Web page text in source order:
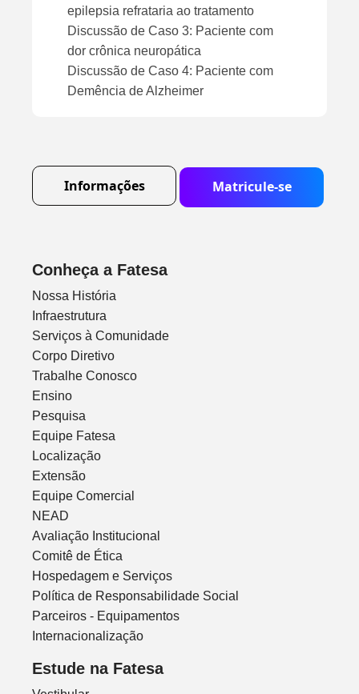
epilepsia refrataria ao tratamento
Discussão de Caso 3: Paciente com
dor crônica neuropática
Discussão de Caso 4: Paciente com
Demência de Alzheimer
Informações Matricule-se
Conheça a Fatesa
Nossa História
Infraestrutura
Serviços à Comunidade
Corpo Diretivo
Trabalhe Conosco
Ensino
Pesquisa
Equipe Fatesa
Localização
Extensão
Equipe Comercial
NEAD
Avaliação Institucional
Comitê de Ética
Hospedagem e Serviços
Política de Responsabilidade Social
Parceiros - Equipamentos
Internacionalização
Estude na Fatesa